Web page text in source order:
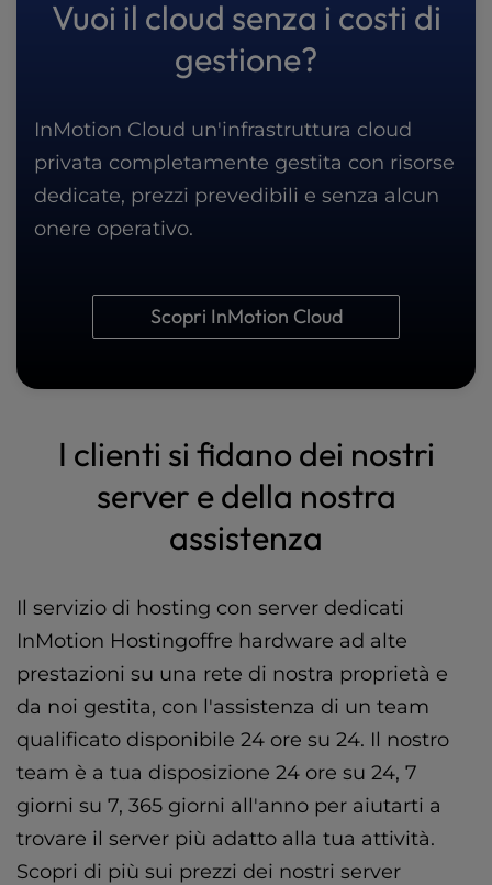
Vuoi il cloud senza i costi di
gestione?
InMotion Cloud un'infrastruttura cloud
privata completamente gestita con risorse
dedicate, prezzi prevedibili e senza alcun
onere operativo.
Scopri InMotion Cloud
I clienti si fidano dei nostri
server e della nostra
assistenza
Il servizio di hosting con server dedicati
InMotion Hostingoffre hardware ad alte
prestazioni su una rete di nostra proprietà e
da noi gestita, con l'assistenza di un team
qualificato disponibile 24 ore su 24. Il nostro
team è a tua disposizione 24 ore su 24, 7
giorni su 7, 365 giorni all'anno per aiutarti a
trovare il server più adatto alla tua attività.
Scopri di più sui prezzi dei nostri server